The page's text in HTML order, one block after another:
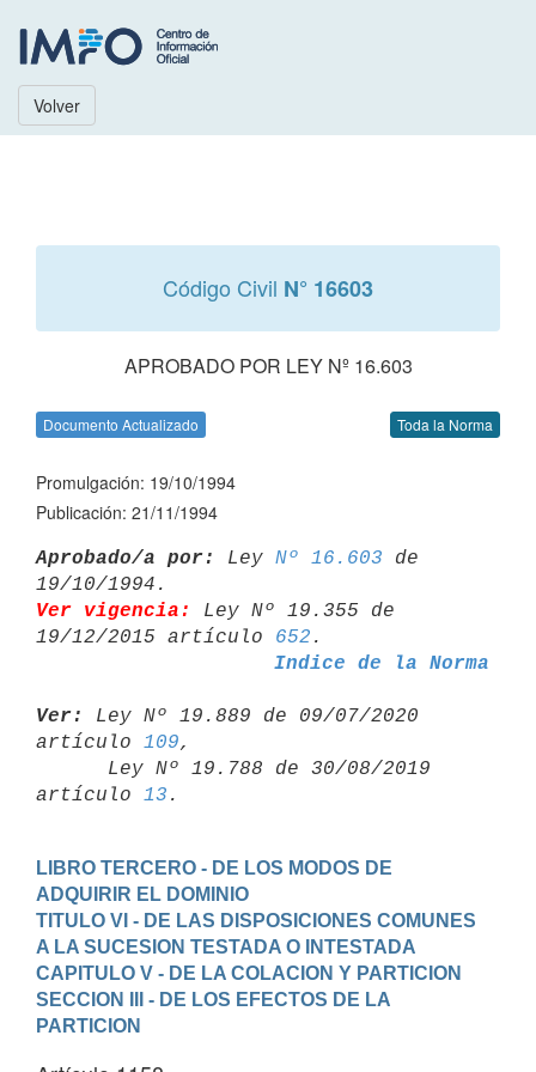
Volver
Código Civil N° 16603
APROBADO POR LEY Nº 16.603
Documento Actualizado Toda la Norma
Promulgación: 19/10/1994
Publicación: 21/11/1994
Aprobado/a por: Ley Nº 16.603 de
Ver vigencia:
Ley Nº 19.355 de
19/12/2015 artículo 652
Indice de la Norma
Ver:
Ley Nº 19.889 de 09/07/2020
artículo 109,
artículo 13
LIBRO TERCERO - DE LOS MODOS DE
ADQUIRIR EL DOMINIO
TITULO VI - DE LAS DISPOSICIONES COMUNES
A LA SUCESION TESTADA O INTESTADA
CAPITULO V - DE LA COLACION Y PARTICION
SECCION III - DE LOS EFECTOS DE LA
PARTICION